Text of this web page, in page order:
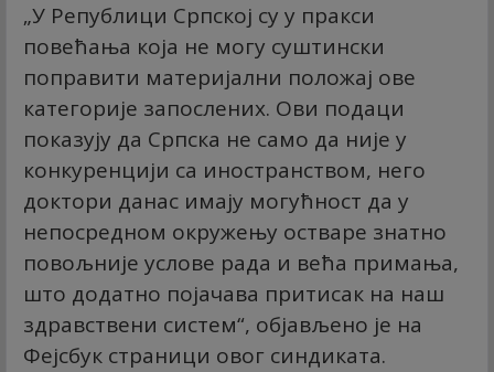
„У Републици Српској су у пракси
повећања која не могу суштински
поправити материјални положај ове
категорије запослених. Ови подаци
показују да Српска не само да није у
конкуренцији са иностранством, него
доктори данас имају могућност да у
непосредном окружењу остваре знатно
повољније услове рада и већа примања,
што додатно појачава притисак на наш
здравствени систем“, објављено је на
Фејсбук страници овог синдиката.